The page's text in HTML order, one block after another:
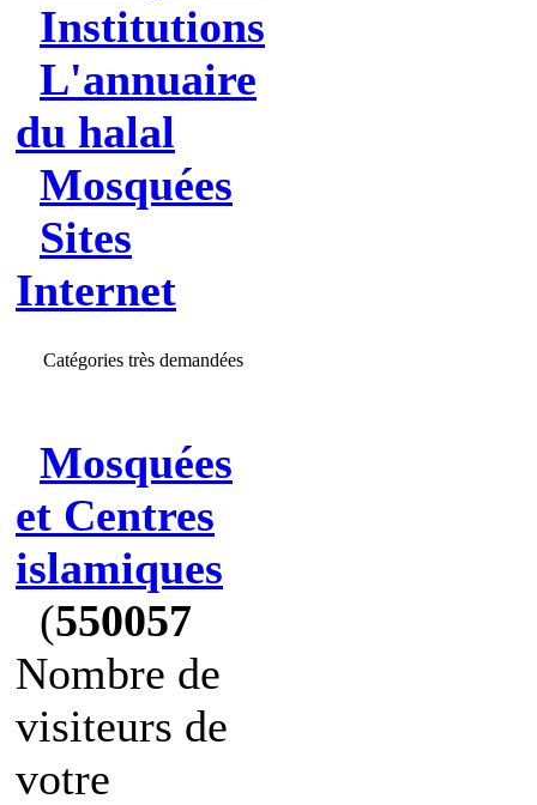
Institutions
L'annuaire
du halal
Mosquées
Sites
Internet
Catégories très demandées
Mosquées
et Centres
islamiques
(550057
Nombre de
visiteurs de
votre